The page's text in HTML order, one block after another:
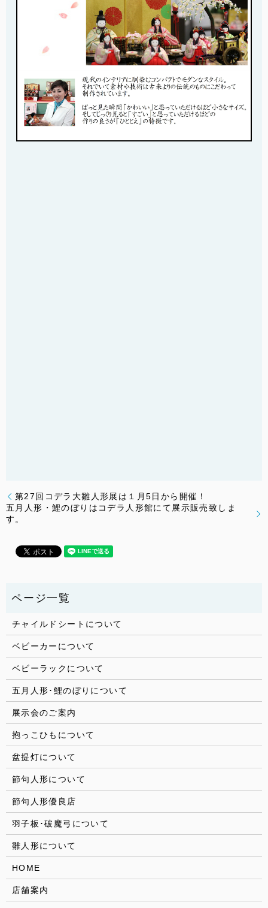
第27回コデラ大雛人形展は１月5日から開催！
五月人形・鯉のぼりはコデラ人形館にて展示販売致しま
す。
チャイルドシートについて
ベビーカーについて
ベビーラックについて
五月人形･鯉のぼりについて
展示会のご案内
抱っこひもについて
盆提灯について
節句人形について
節句人形優良店
羽子板･破魔弓について
雛人形について
HOME
店舗案内